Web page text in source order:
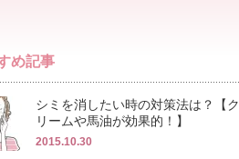
め記事
シミを消したい時の対策法は？【ク
リームや馬油が効果的！】
2015.10.30